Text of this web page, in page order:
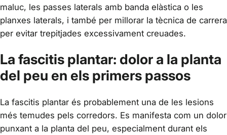
maluc, les passes laterals amb banda elàstica o les
planxes laterals, i també per millorar la tècnica de carrera
per evitar trepitjades excessivament creuades.
La fascitis plantar: dolor a la planta
del peu en els primers passos
La fascitis plantar és probablement una de les lesions
més temudes pels corredors. Es manifesta com un dolor
punxant a la planta del peu, especialment durant els